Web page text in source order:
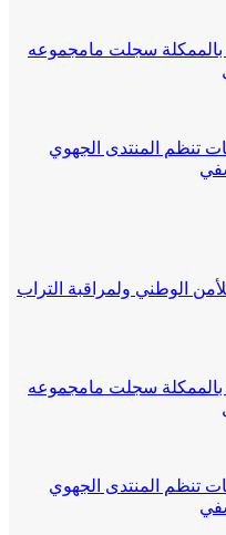
بالممكلة سجلت مامجموعه
تنظم المنتدى الجهوي
الوطني ولمراقبة التراب
بالممكلة سجلت مامجموعه
تنظم المنتدى الجهوي